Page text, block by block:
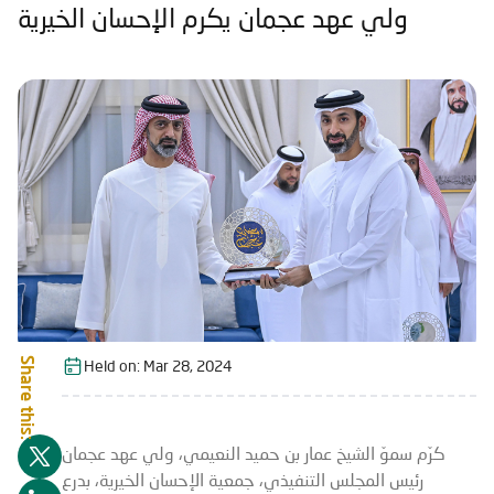
ولي عهد عجمان يكرم الإحسان الخيرية
Share this: Held on: Mar 28, 2024
كرّم سموّ الشيخ عمار بن حميد النعيمي، ولي عهد عجمان
رئيس المجلس التنفيذي، جمعية الإحسان الخيرية، بدرع